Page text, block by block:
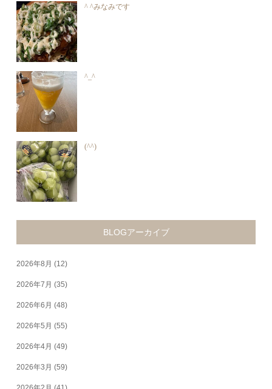
^ ^みなみです
^_^
(^^)
BLOGアーカイブ
2026年8月 (12)
2026年7月 (35)
2026年6月 (48)
2026年5月 (55)
2026年4月 (49)
2026年3月 (59)